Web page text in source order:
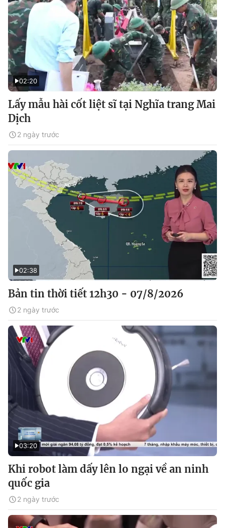
02:20
Lấy mẫu hài cốt liệt sĩ tại Nghĩa trang Mai
Dịch
2 ngày trước
02:38
Bản tin thời tiết 12h30 - 07/8/2026
2 ngày trước
03:20
Khi robot làm dấy lên lo ngại về an ninh
quốc gia
2 ngày trước